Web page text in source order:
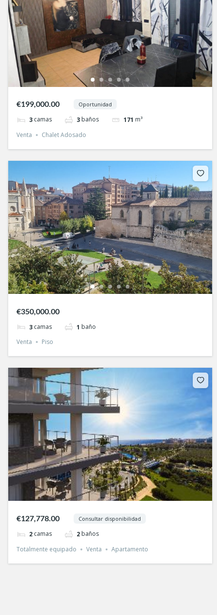
€199,000.00 Oportunidad
3camas 3baños 171 m³
Venta
Chalet Adosado
€350,000.00
3camas 1 baño
Venta
Piso
€127,778.00 Consultar disponibilidad
2camas 2baños
Totalmente equipado
Venta Apartamento